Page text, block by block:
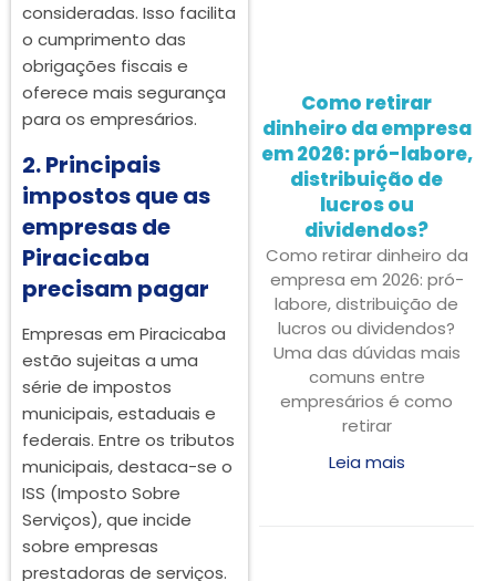
consideradas. Isso facilita
o cumprimento das
obrigações fiscais e
oferece mais segurança
para os empresários.
2. Principais
impostos que as
empresas de
Piracicaba
precisam pagar
Empresas em Piracicaba
estão sujeitas a uma
série de impostos
municipais, estaduais e
federais. Entre os tributos
municipais, destaca-se o
ISS (Imposto Sobre
Serviços), que incide
sobre empresas
prestadoras de serviços.
Como retirar
dinheiro da empresa
em 2026: pró-labore,
distribuição de
lucros ou
dividendos?
Como retirar dinheiro da
empresa em 2026: pró-
labore, distribuição de
lucros ou dividendos?
Uma das dúvidas mais
comuns entre
empresários é como
retirar
Leia mais